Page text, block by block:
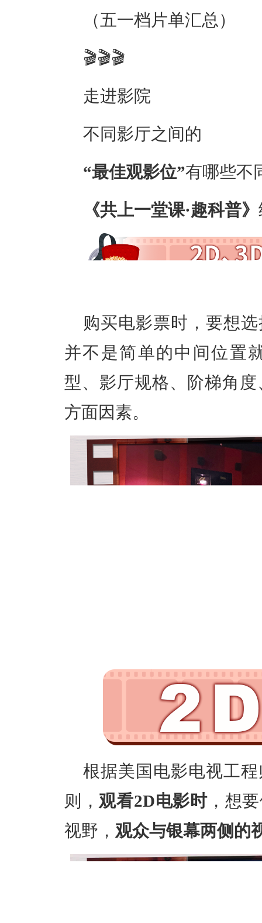
（五一档片单汇总）
🎬🎬🎬
走进影院
不同影厅之间的
“最佳观影位”有哪些不
《共上一堂课·趣科普》
购买电影票时，要想
并不是简单的中间位置
型、影厅规格、阶梯角
方面因素。
根据美国电影电视工
则， 观看2D电影时，想
视野， 观众与银幕两侧的